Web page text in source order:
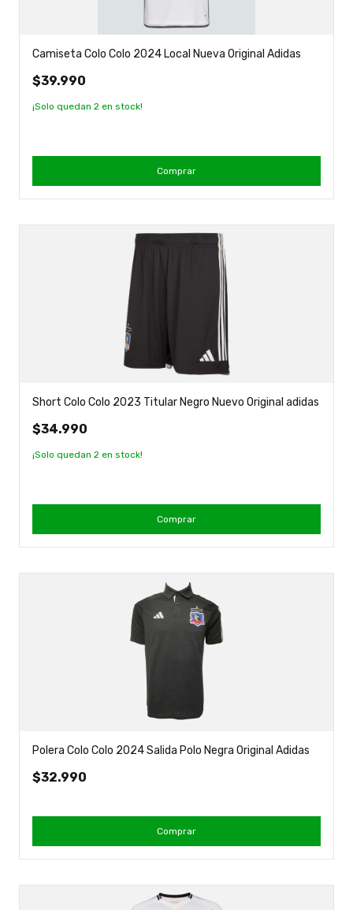
Camiseta Colo Colo 2024 Local Nueva Original Adidas
$39.990
¡Solo quedan 2 en stock!
Comprar
Short Colo Colo 2023 Titular Negro Nuevo Original adidas
$34.990
¡Solo quedan 2 en stock!
Comprar
Polera Colo Colo 2024 Salida Polo Negra Original Adidas
$32.990
Comprar